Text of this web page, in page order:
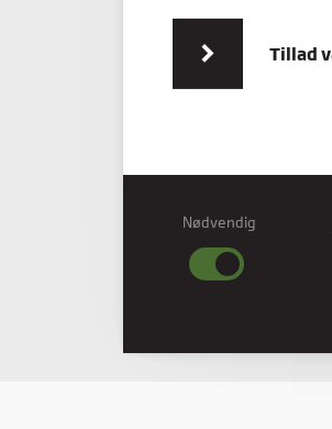
Tillad
Nødvendig
Nødvendige cookies
grundlæggende
Præferencer
Nødvendig